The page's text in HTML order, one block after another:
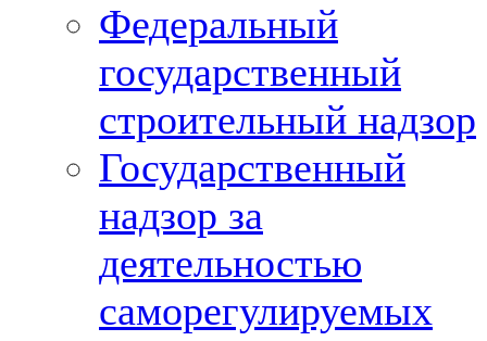
Федеральный
государственный
строительный надзор
Государственный
надзор за
деятельностью
саморегулируемых